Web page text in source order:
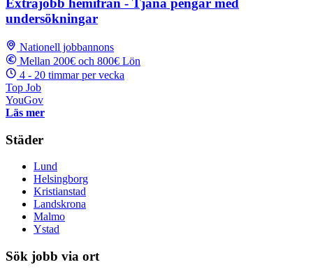
Extrajobb hemifrån - Tjäna pengar med
undersökningar
Nationell jobbannons
Mellan 200€ och 800€ Lön
4 - 20 timmar per vecka
Top Job
YouGov
Läs mer
Städer
Lund
Helsingborg
Kristianstad
Landskrona
Malmo
Ystad
Sök jobb via ort